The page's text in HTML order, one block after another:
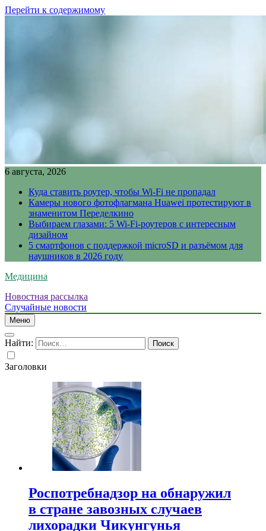
Перейти к содержимому
6 августа, 2026
Куда ставить роутер, чтобы Wi-Fi не пропадал
Камеры нового фотофлагмана Huawei протестируют в
знаменитом Переделкино
Выбираем глазами: 5 Wi-Fi-роутеров с интересным
дизайном
5 смартфонов с поддержкой microSD и разъёмом для
наушников в 2026 году
Медицина
Новостная рассылка
Случайные новости
Меню
Найти:
Заголовки
Роспотребнадзор на обнаружил
в стране завозных случаев
лихорадки Чикунгунья